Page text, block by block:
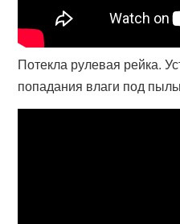
Потекла рулевая рейка.
попадания влаги под